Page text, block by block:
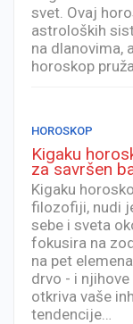
svet. Ovaj
astroloških
na dlanovima,
horoskop
HOROSKOP
Kigaku
za savršen
Kigaku
filozofiji, nudi
sebe i sveta
fokusira na
na pet
drvo - i
otkriva vaše
tendencije…